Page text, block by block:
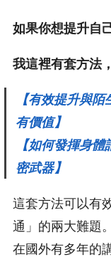
如果你想提升自
我這裡有套方法
【有效提升與
有價值】
【如何發揮身
密武器】
這套方法可以有
通」的兩大難題。
在國外有多年的